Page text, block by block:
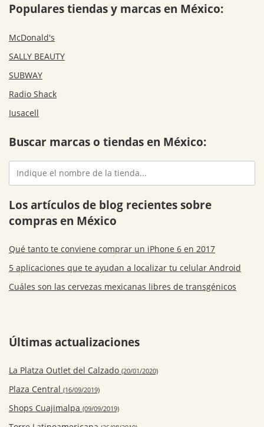
Populares tiendas y marcas en México:
McDonald's
SALLY BEAUTY
SUBWAY
Radio Shack
Iusacell
Buscar marcas o tiendas en México:
Los artículos de blog recientes sobre
compras en México
Qué tanto te conviene comprar un iPhone 6 en 2017
5 aplicaciones que te ayudan a localizar tu celular Android
Cuáles son las cervezas mexicanas libres de transgénicos
Últimas actualizaciones
La Platza Outlet del Calzado (20/01/2020)
Plaza Central (16/09/2019)
Shops Cuajimalpa (09/09/2019)